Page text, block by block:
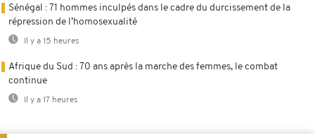
Sénégal : 71 hommes inculpés dans le cadre du durcissement de la
répression de l’homosexualité
Il y a 15 heures
Afrique du Sud : 70 ans après la marche des femmes, le combat
continue
Il y a 17 heures